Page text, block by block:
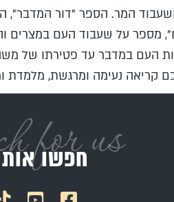
מחיש את האנשים לפעולה. "אנא
השוטרים צוחקים, אחד השוטרים
את יוכבד והיא מתמוטטת ארצה.
שחור מכסה את היישוב, מסמא את
מרים שומעת את הצעקות, ריח
מגיע לאפה. בשקט, פותחת את
מלוות בצחוק מצרי מתגלגל. מרים
המר. הספר "דור המדבר",
מספר על שעבוד העם במצרים
העם במדבר עד פטירתו של
קריאה נעימה ומרגשת, מלמדת
for us
חפשו